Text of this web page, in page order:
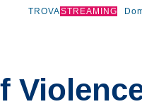
TROVASTREAMING